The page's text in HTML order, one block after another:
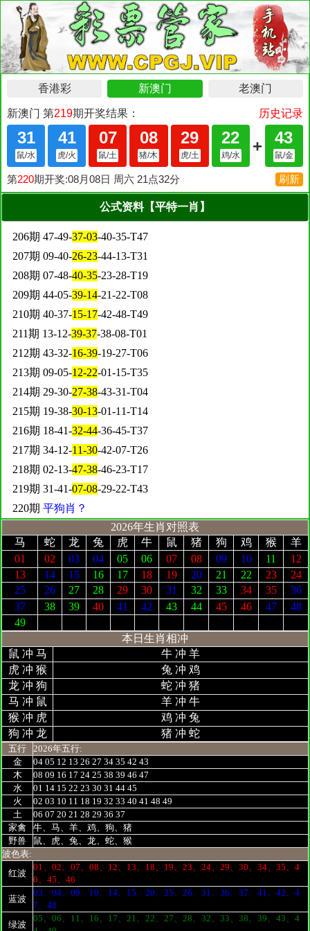
公式资料【平特一肖】
206期 47-49-37-03-40-35-T47
207期 09-40-26-23-44-13-T31
208期 07-48-40-35-23-28-T19
209期 44-05-39-14-21-22-T08
210期 40-37-15-17-42-48-T49
211期 13-12-39-37-38-08-T01
212期 43-32-16-39-19-27-T06
213期 09-05-12-22-01-15-T35
214期 29-30-27-38-43-31-T04
215期 19-38-30-13-01-11-T14
216期 18-41-32-44-36-45-T37
217期 34-12-11-30-42-07-T26
218期 02-13-47-38-46-23-T17
219期 31-41-07-08-29-22-T43
220期 平狗肖？
2026年生肖对照表
马
蛇 龙 兔 虎 牛 鼠 猪 狗 鸡 猴
羊
01
02 03 04 05 06 07 08 09 10 11
12
13
14 15 16 17 18 19 20 21 22 23
24
25
26 27 28 29 30 31 32 33 34 35
36
37
38 39 40 41 42 43 44 45 46 47
48
49
本日生肖相冲
鼠 冲 马
牛 冲 羊
虎 冲 猴
兔 冲 鸡
龙 冲 狗
蛇 冲 猪
马 冲 鼠
羊 冲 牛
猴 冲 虎
鸡 冲 兔
狗 冲 龙
猪 冲 蛇
五行
2026年五行:
金
04 05 12 13 26 27 34 35 42 43
木
08 09 16 17 24 25 38 39 46 47
水
01 14 15 22 23 30 31 44 45
火
02 03 10 11 18 19 32 33 40 41 48 49
土
06 07 20 21 28 29 36 37
家禽
牛、马、羊、鸡、狗、猪
野兽
鼠、虎、兔、龙、蛇、猴
波色表:
红波
01、02、07、08、12、13、18、19、23、24、29、30、34、35、4
0、45、46
蓝波
03、04、09、10、14、15、20、25、26、31、36、37、41、42、4
7、48
绿波
05、06、11、16、17、21、22、27、28、32、33、38、39、43、4